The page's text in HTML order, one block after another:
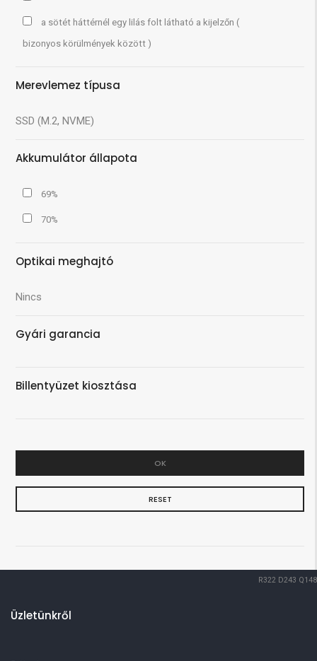
a sötét háttérnél egy lilás folt látható a kijelzőn (
bizonyos körülmények között )
Merevlemez típusa
SSD (M.2, NVME)
Akkumulátor állapota
69%
70%
Optikai meghajtó
Nincs
Gyári garancia
Billentyüzet kiosztása
OK
RESET
R322 D243 Q148
Üzletünkről